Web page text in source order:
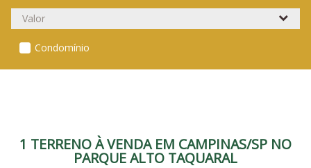
Condomínio
1 TERRENO À VENDA EM CAMPINAS/SP NO
PARQUE ALTO TAQUARAL